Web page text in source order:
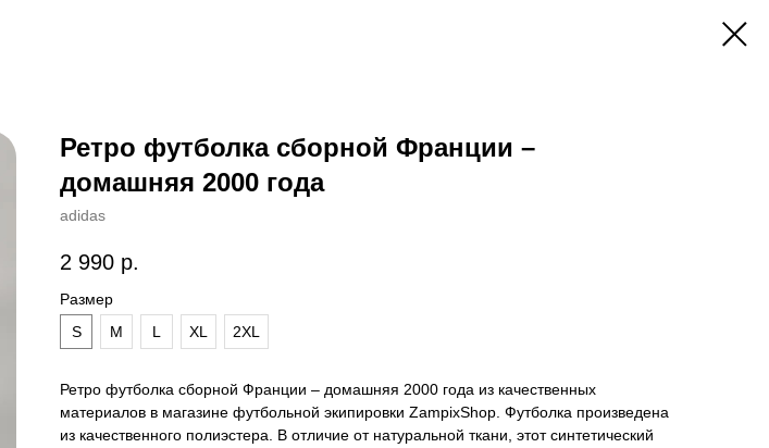
Ретро футболка сборной Франции –
домашняя 2000 года
adidas
2 990 р.
Размер
S
M L XL 2XL
Ретро футболка сборной Франции – домашняя 2000 года из качественных
материалов в магазине футбольной экипировки ZampixShop. Футболка произведена
из качественного полиэстера. В отличие от натуральной ткани, этот синтетический